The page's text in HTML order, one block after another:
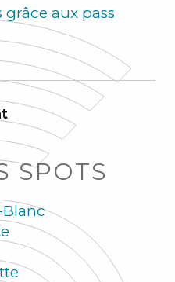
grâce aux pass
SPOTS